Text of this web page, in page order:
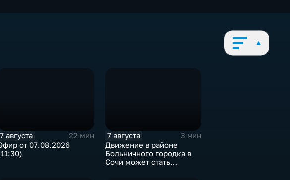
7 августа
22 мин
от 07.08.2026
7 августа
3 мин
Движение в районе
Больничного городка в
Сочи может стать